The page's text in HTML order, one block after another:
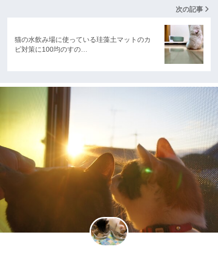
次の記事
猫の水飲み場に使っている珪藻土マットのカ
ビ対策に100均のすの…